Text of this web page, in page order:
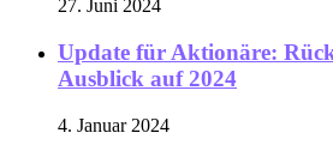
27. Juni 2024
Update für Aktionäre:
Ausblick auf 2024
4. Januar 2024